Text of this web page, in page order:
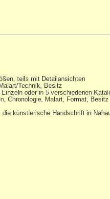
teils mit Detailansichten
Technik, Besitz
oder in 5 verschiedenen
Chronologie, Malart, Format, Besitz
künstlerische Handschrift in